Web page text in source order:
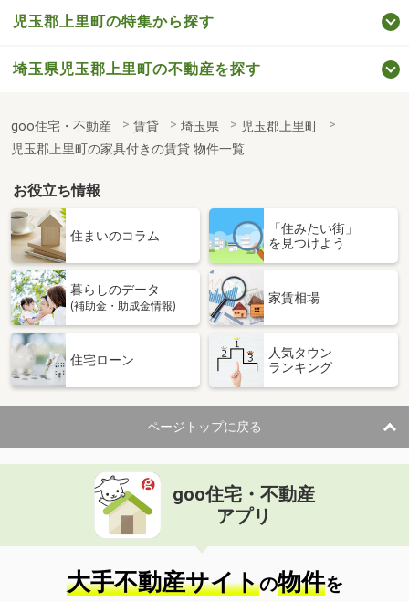
児玉郡上里町の特集から探す
埼玉県児玉郡上里町の不動産を探す
goo住宅・不動産 賃貸 埼玉県
児玉郡上里町
児玉郡上里町の家具付きの賃貸 物件一覧
お役立ち情報
住まいのコラム
「住みたい街」
を見つけよう
暮らしのデータ
(補助金・助成金情報)
家賃相場
住宅ローン
人気タウン
ランキング
ページトップに戻る
goo住宅・不動産
アプリ
大手不動産サイトの物件を